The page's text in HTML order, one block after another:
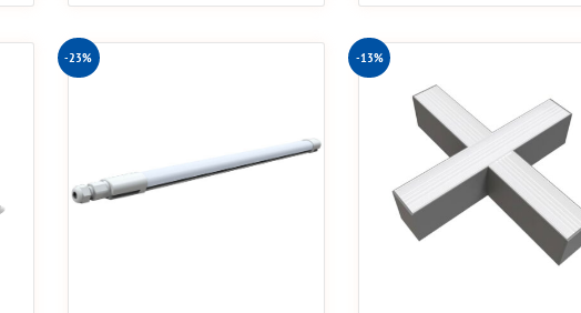
5,256 ден.2,116 ден.
-23% -13%